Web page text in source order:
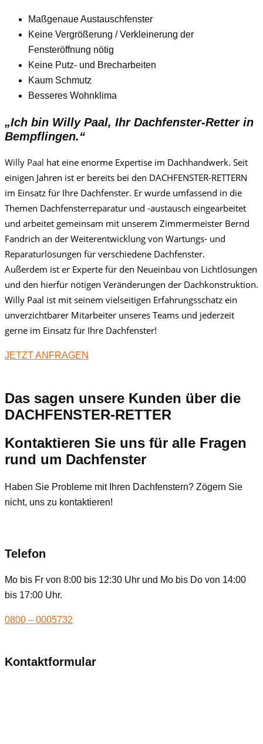
Maßgenaue Austauschfenster
Keine Vergrößerung / Verkleinerung der
Fensteröffnung nötig
Keine Putz- und Brecharbeiten
Kaum Schmutz
Besseres Wohnklima
„Ich bin Willy Paal, Ihr Dachfenster-Retter in
Bempflingen.“
Willy Paal hat eine enorme Expertise im Dachhandwerk. Seit
einigen Jahren ist er bereits bei den DACHFENSTER-RETTERN
im Einsatz für Ihre Dachfenster. Er wurde umfassend in die
Themen Dachfensterreparatur und -austausch eingearbeitet
und arbeitet gemeinsam mit unserem Zimmermeister Bernd
Fandrich an der Weiterentwicklung von Wartungs- und
Reparaturlösungen für verschiedene Dachfenster.
Außerdem ist er Experte für den Neueinbau von Lichtlösungen
und den hierfür nötigen Veränderungen der Dachkonstruktion.
Willy Paal ist mit seinem vielseitigen Erfahrungsschatz ein
unverzichtbarer Mitarbeiter unseres Teams und jederzeit
gerne im Einsatz für Ihre Dachfenster!
JETZT ANFRAGEN
Das sagen unsere Kunden über die
DACHFENSTER-RETTER
Kontaktieren Sie uns für alle Fragen
rund um Dachfenster
Haben Sie Probleme mit Ihren Dachfenstern? Zögern Sie
nicht, uns zu kontaktieren!
Telefon
Mo bis Fr von 8:00 bis 12:30 Uhr und Mo bis Do von 14:00
bis 17:00 Uhr.
0800 – 0005732
Kontaktformular